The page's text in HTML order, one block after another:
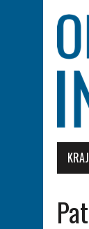
KRAJ